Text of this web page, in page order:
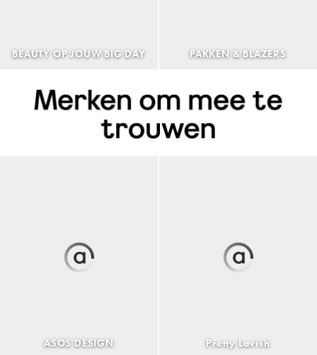
BEAUTY OP JOUW BIG DAY PAKKEN & BLAZERS
ASOS DESIGN Pretty Lavish